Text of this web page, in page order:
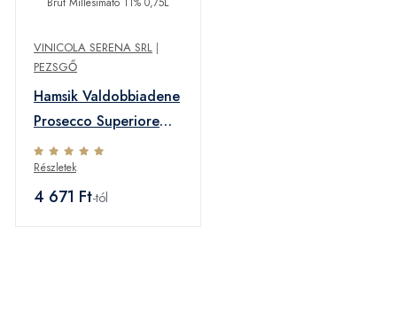
VINICOLA SERENA SRL |
PEZSGŐ
Hamsik Valdobbiadene
Prosecco Superiore
D.O.C.G. Brut
Millesimato 11% 0,75L
Részletek
4 671 Ft-tól